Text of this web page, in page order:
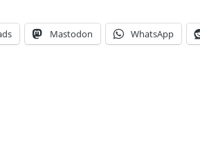
Mastodon WhatsApp